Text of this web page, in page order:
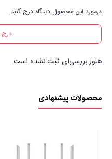
درمورد این محصول دیدگاه درج کنید.
درج
هنوز بررسی‌ای ثبت نشده است.
محصولات پیشنهادی